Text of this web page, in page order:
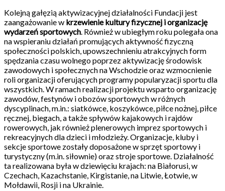
Kolejną gałęzią aktywizacyjnej działalności Fundacji jest
zaangażowanie w krzewienie kultury fizycznej i organizację
wydarzeń sportowych. Również w ubiegłym roku polegała ona
na wspieraniu działań promujących aktywność fizyczną
społeczności polskich, upowszechnieniu atrakcyjnych form
spędzania czasu wolnego poprzez aktywizację środowisk
zawodowych i społecznych na Wschodzie oraz wzmocnienie
roli organizacji oferujących programy popularyzacji sportu dla
wszystkich. W ramach realizacji projektu wsparto organizację
zawodów, festynów i obozów sportowych w różnych
dyscyplinach, m.in.: siatkówce, koszykówce, piłce nożnej, piłce
ręcznej, biegach, a także spływów kajakowych i rajdów
rowerowych, jak również plenerowych imprez sportowych i
rekreacyjnych dla dzieci i młodzieży. Organizacje, kluby i
sekcje sportowe zostały doposażone w sprzęt sportowy i
turystyczny (m.in. siłownie) oraz stroje sportowe. Działalność
ta realizowana była w dziewięciu krajach: na Białorusi, w
Czechach, Kazachstanie, Kirgistanie, na Litwie, Łotwie, w
Mołdawii, Rosji i na Ukrainie.